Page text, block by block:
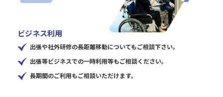
ビジネス利用
出張や社外研修の長距離移動についてもご相談下さい。
出張等ビジネスでの一時利用等もご相談ください。
長期間のご利用もご相談いただけます。